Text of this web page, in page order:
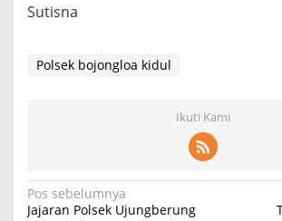
Sutisna
Polsek bojongloa kidul
Ikuti Kami
Navigasi
Pos sebelumnya
Jajaran Polsek Ujungberung